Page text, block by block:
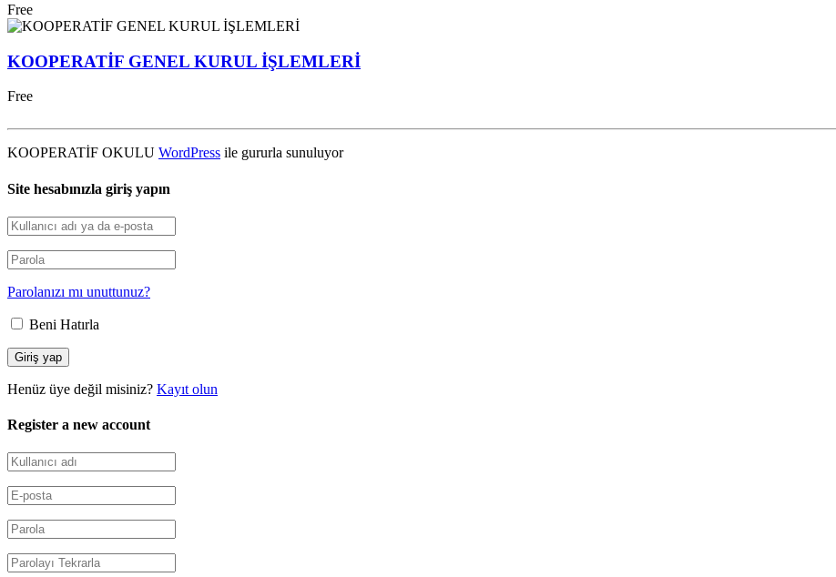
Free
KOOPERATİF GENEL KURUL İŞLEMLERİ
Free
KOOPERATİF OKULU WordPress ile gururla sunuluyor
Site hesabınızla giriş yapın
Parolanızı mı unuttunuz?
Beni Hatırla
Henüz üye değil misiniz? Kayıt olun
Register a new account